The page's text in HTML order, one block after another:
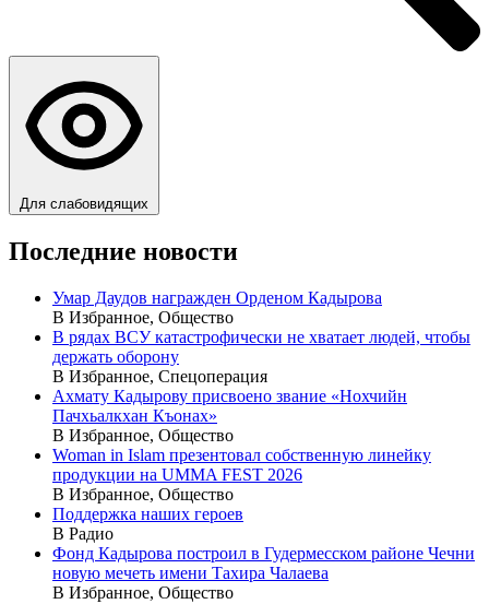
Для слабовидящих
Последние новости
Умар Даудов награжден Орденом Кадырова
В Избранное, Общество
В рядах ВСУ катастрофически не хватает людей, чтобы
держать оборону
В Избранное, Спецоперация
Ахмату Кадырову присвоено звание «Нохчийн
Пачхьалкхан Къонах»
В Избранное, Общество
Woman in Islam презентовал собственную линейку
продукции на UMMA FEST 2026
В Избранное, Общество
Поддержка наших героев
В Радио
Фонд Кадырова построил в Гудермесском районе Чечни
новую мечеть имени Тахира Чалаева
В Избранное, Общество